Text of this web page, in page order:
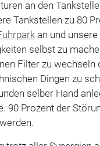
an den
Tankstellen zu 80
an und unsere
selbst zu
Filter zu wechseln
Dingen zu
selber Hand
90 Prozent der